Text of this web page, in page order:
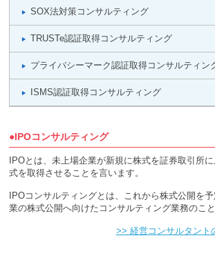
SOX法対策コンサルティング
TRUSTe認証取得コンサルティング
プライバシーマーク認証取得コンサルティン
ISMS認証取得コンサルティング
●IPOコンサルティング
IPOとは、未上場企業が新規に株式を証券取引所
式を取得させることを言います。
IPOコンサルティングとは、これから株式公開を
業の株式公開へ向けたコンサルティング業務のこと
>> 経営コンサルタント